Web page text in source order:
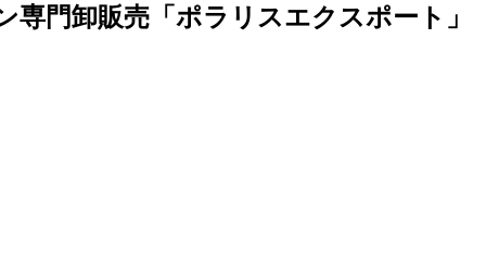
門卸販売「ポラリスエクスポート」